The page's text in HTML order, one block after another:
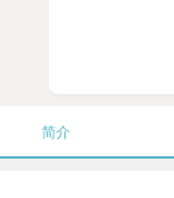
简介